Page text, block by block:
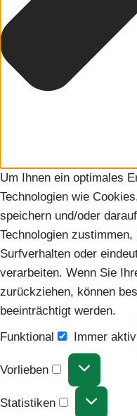
Um Ihnen ein optimales
Technologien wie
speichern und/oder
Technologien
Surfverhalten oder
verarbeiten. Wenn Sie
zurückziehen, können
beeinträchtigt werden.
Funktional
Immer aktiv
Vorlieben
Statistiken